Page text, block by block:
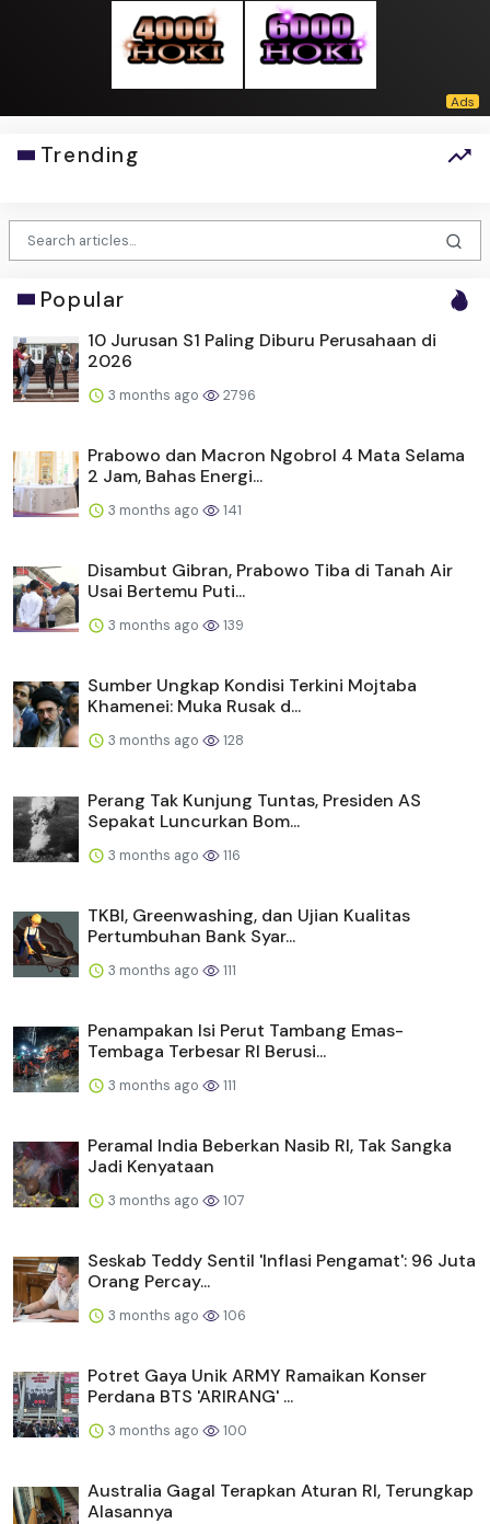
Trending
Popular
10 Jurusan S1 Paling Diburu Perusahaan di
2026
3 months ago 2796
Prabowo dan Macron Ngobrol 4 Mata Selama
2 Jam, Bahas Energi...
3 months ago 141
Disambut Gibran, Prabowo Tiba di Tanah Air
Usai Bertemu Puti...
3 months ago 139
Sumber Ungkap Kondisi Terkini Mojtaba
Khamenei: Muka Rusak d...
3 months ago 128
Perang Tak Kunjung Tuntas, Presiden AS
Sepakat Luncurkan Bom...
3 months ago 116
TKBI, Greenwashing, dan Ujian Kualitas
Pertumbuhan Bank Syar...
3 months ago 111
Penampakan Isi Perut Tambang Emas-
Tembaga Terbesar RI Berusi...
3 months ago 111
Peramal India Beberkan Nasib RI, Tak Sangka
Jadi Kenyataan
3 months ago 107
Seskab Teddy Sentil 'Inflasi Pengamat': 96 Juta
Orang Percay...
3 months ago 106
Potret Gaya Unik ARMY Ramaikan Konser
Perdana BTS 'ARIRANG' ...
3 months ago 100
Australia Gagal Terapkan Aturan RI, Terungkap
Alasannya